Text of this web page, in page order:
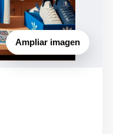
Ampliar imagen